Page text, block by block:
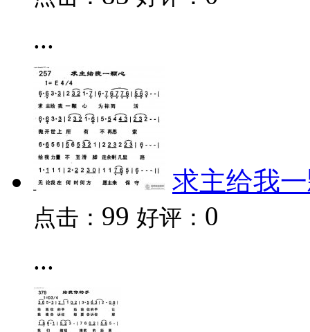
...
求主给我
点击： 99 好评： 0
...